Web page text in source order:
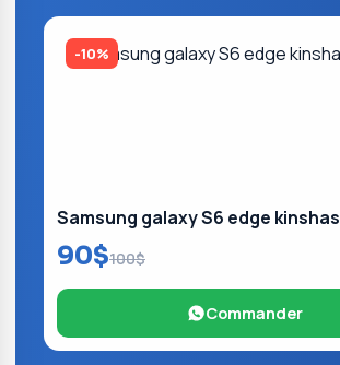
-10%
Samsung galaxy S6 edge
90$100$
Commander